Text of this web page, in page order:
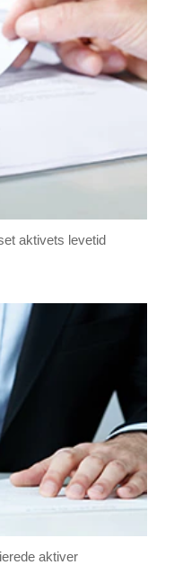
aktivets levetid
aktiver